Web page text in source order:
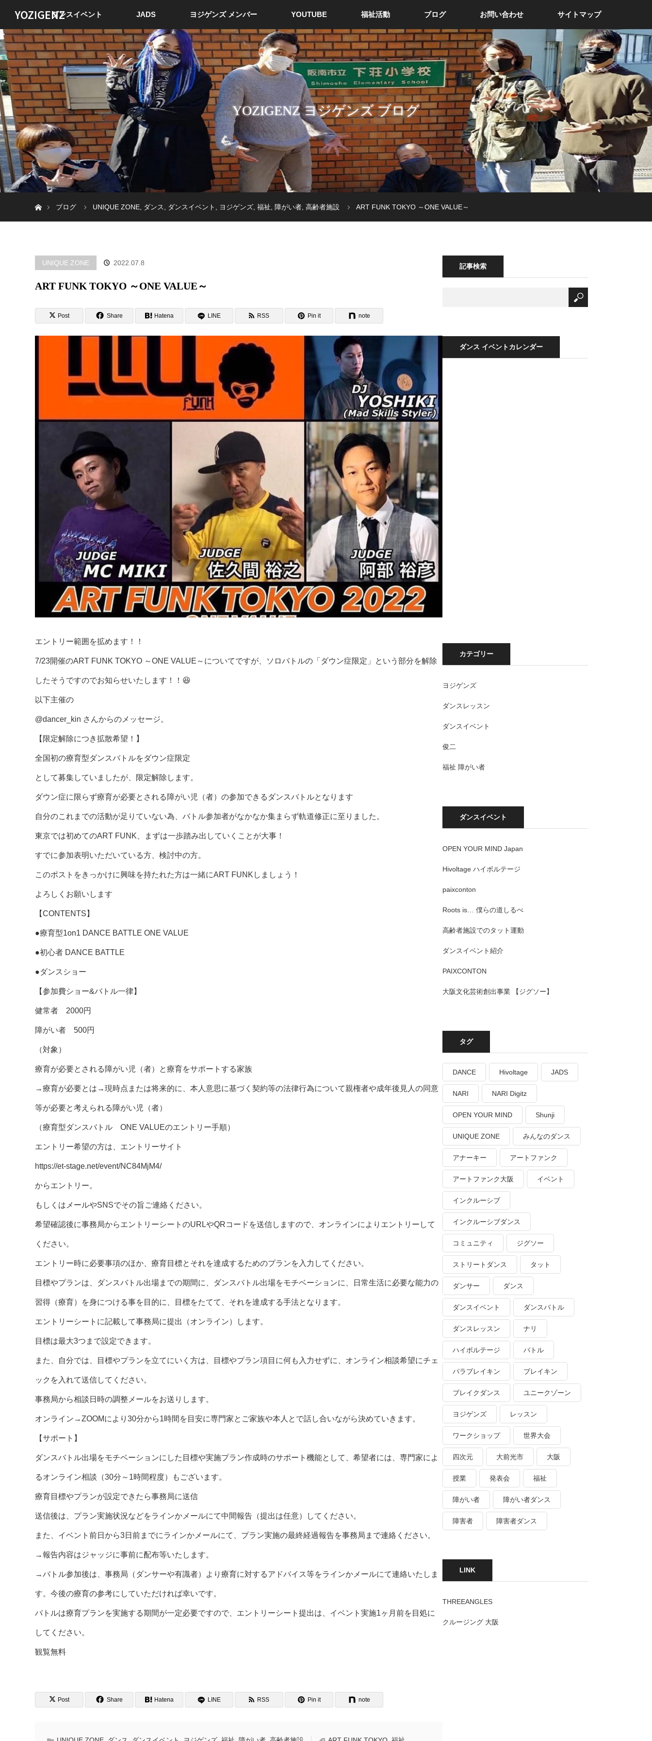
YOZIGENZダンスイベント JADS ヨジゲンズ メンバー YOUTUBE 福祉活動 ブログ お問い合わせ サイトマップ
YOZIGENZ ヨジゲンズ ブログ
ブログ
UNIQUE ZONE ダンス ダンスイベント ヨジゲンズ 福祉 障がい者 高齢者施設 ART FUNK TOKYO ～ONE VALUE～
UNIQUE ZONE 2022.07.8
ART FUNK TOKYO ～ONE VALUE～
Post Share Hatena LINE RSS Pin it note
エントリー範囲を拡めます！！
7/23開催のART FUNK TOKYO ～ONE VALUE～についてですが、ソロバトルの「ダウン症限定」という部分を解除
したそうですのでお知らせいたします！！😆
以下主催の
@dancer_kin さんからのメッセージ。
【限定解除につき拡散希望！】
全国初の療育型ダンスバトルをダウン症限定
として募集していましたが、限定解除します。
ダウン症に限らず療育が必要とされる障がい児（者）の参加できるダンスバトルとなります
自分のこれまでの活動が足りていない為、バトル参加者がなかなか集まらず軌道修正に至りました。
東京では初めてのART FUNK、まずは一歩踏み出していくことが大事！
すでに参加表明いただいている方、検討中の方。
このポストをきっかけに興味を持たれた方は一緒にART FUNKしましょう！
よろしくお願いします
【CONTENTS】
●療育型1on1 DANCE BATTLE ONE VALUE
●初心者 DANCE BATTLE
●ダンスショー
【参加費ショー&バトル一律】
健常者 2000円
障がい者 500円
（対象）
療育が必要とされる障がい児（者）と療育をサポートする家族
→療育が必要とは→現時点または将来的に、本人意思に基づく契約等の法律行為について親権者や成年後見人の同意
等が必要と考えられる障がい児（者）
（療育型ダンスバトル ONE VALUEのエントリー手順）
エントリー希望の方は、エントリーサイト
https://et-stage.net/event/NC84MjM4/
からエントリー。
もしくはメールやSNSでその旨ご連絡ください。
希望確認後に事務局からエントリーシートのURLやQRコードを送信しますので、オンラインによりエントリーして
ください。
エントリー時に必要事項のほか、療育目標とそれを達成するためのプランを入力してください。
目標やプランは、ダンスバトル出場までの期間に、ダンスバトル出場をモチベーションに、日常生活に必要な能力の
習得（療育）を身につける事を目的に、目標をたてて、それを達成する手法となります。
エントリーシートに記載して事務局に提出（オンライン）します。
目標は最大3つまで設定できます。
また、自分では、目標やプランを立てにいく方は、目標やプラン項目に何も入力せずに、オンライン相談希望にチェ
ックを入れて送信してください。
事務局から相談日時の調整メールをお送りします。
オンライン→ZOOMにより30分から1時間を目安に専門家とご家族や本人とで話し合いながら決めていきます。
【サポート】
ダンスバトル出場をモチベーションにした目標や実施プラン作成時のサポート機能として、希望者には、専門家によ
るオンライン相談（30分～1時間程度）もございます。
療育目標やプランが設定できたら事務局に送信
送信後は、プラン実施状況などをラインかメールにて中間報告（提出は任意）してください。
また、イベント前日から3日前までにラインかメールにて、プラン実施の最終経過報告を事務局まで連絡ください。
→報告内容はジャッジに事前に配布等いたします。
→バトル参加後は、事務局（ダンサーや有識者）より療育に対するアドバイス等をラインかメールにて連絡いたしま
す。今後の療育の参考にしていただければ幸いです。
バトルは療育プランを実施する期間が一定必要ですので、エントリーシート提出は、イベント実施1ヶ月前を目処に
してください。
観覧無料
Post Share Hatena LINE RSS Pin it note
記事検索
ダンス イベントカレンダー
カテゴリー
ヨジゲンズ
ダンスレッスン
ダンスイベント
俊二
福祉 障がい者
ダンスイベント
OPEN YOUR MIND Japan
Hivoltage ハイボルテージ
paixconton
Roots is… 僕らの道しるべ
高齢者施設でのタット運動
ダンスイベント紹介
PAIXCONTON
大阪文化芸術創出事業 【ジグソー】
タグ
DANCE Hivoltage JADS
NARI NARI Digitz
OPEN YOUR MIND Shunji
UNIQUE ZONE みんなのダンス
アナーキー アートファンク
アートファンク大阪 イベント
インクルーシブ
インクルーシブダンス
コミュニティ ジグソー
ストリートダンス タット
ダンサー ダンス
ダンスイベント ダンスバトル
ダンスレッスン ナリ
ハイボルテージ バトル
パラブレイキン ブレイキン
ブレイクダンス ユニークゾーン
ヨジゲンズ レッスン
ワークショップ 世界大会
四次元 大前光市 大阪
授業 発表会 福祉
障がい者 障がい者ダンス
障害者 障害者ダンス
LINK
THREEANGLES
クルージング 大阪